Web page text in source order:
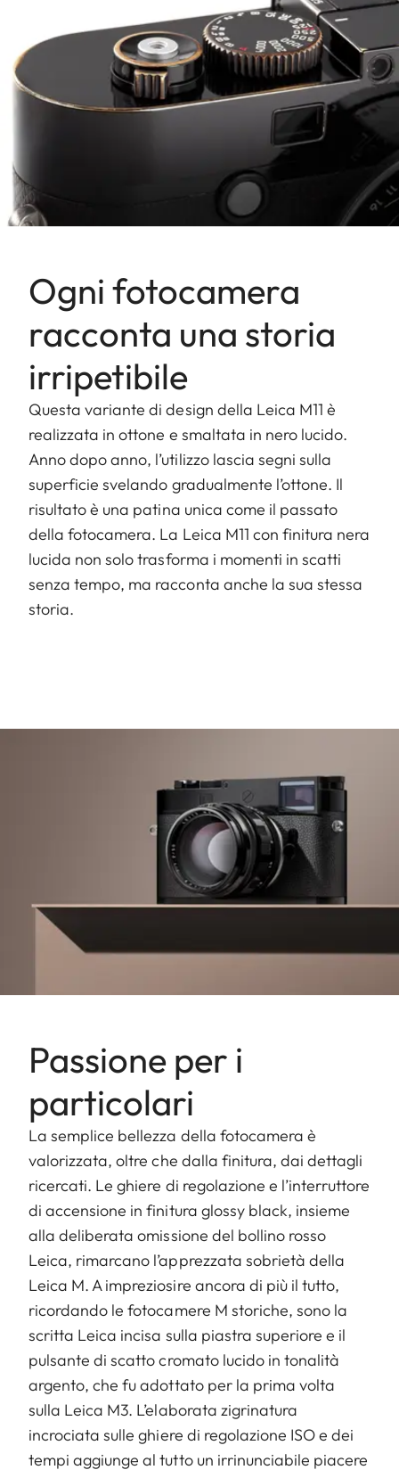
Ogni fotocamera
racconta una storia
irripetibile
Questa variante di design della Leica M11 è
realizzata in ottone e smaltata in nero lucido.
Anno dopo anno, l’utilizzo lascia segni sulla
superficie svelando gradualmente l’ottone. Il
risultato è una patina unica come il passato
della fotocamera. La Leica M11 con finitura nera
lucida non solo trasforma i momenti in scatti
senza tempo, ma racconta anche la sua stessa
storia.
Passione per i
particolari
La semplice bellezza della fotocamera è
valorizzata, oltre che dalla finitura, dai dettagli
ricercati. Le ghiere di regolazione e l’interruttore
di accensione in finitura glossy black, insieme
alla deliberata omissione del bollino rosso
Leica, rimarcano l’apprezzata sobrietà della
Leica M. A impreziosire ancora di più il tutto,
ricordando le fotocamere M storiche, sono la
scritta Leica incisa sulla piastra superiore e il
pulsante di scatto cromato lucido in tonalità
argento, che fu adottato per la prima volta
sulla Leica M3. L’elaborata zigrinatura
incrociata sulle ghiere di regolazione ISO e dei
tempi aggiunge al tutto un irrinunciabile piacere